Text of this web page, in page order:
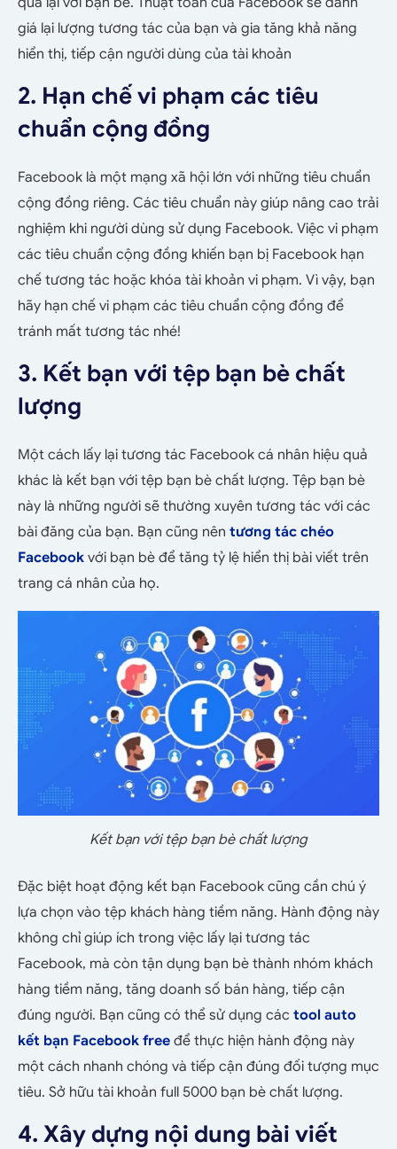
giá lại lượng tương tác của bạn và gia tăng khả năng
hiển thị, tiếp cận người dùng của tài khoản
2. Hạn chế vi phạm các tiêu
chuẩn cộng đồng
Facebook là một mạng xã hội lớn với những tiêu chuẩn
cộng đồng riêng. Các tiêu chuẩn này giúp nâng cao trải
nghiệm khi người dùng sử dụng Facebook. Việc vi phạm
các tiêu chuẩn cộng đồng khiến bạn bị Facebook hạn
chế tương tác hoặc khóa tài khoản vi phạm. Vì vậy, bạn
hãy hạn chế vi phạm các tiêu chuẩn cộng đồng để
tránh mất tương tác nhé!
3. Kết bạn với tệp bạn bè chất
lượng
Một cách lấy lại tương tác Facebook cá nhân hiệu quả
khác là kết bạn với tệp bạn bè chất lượng. Tệp bạn bè
này là những người sẽ thường xuyên tương tác với các
bài đăng của bạn. Bạn cũng nên tương tác chéo
Facebook với bạn bè để tăng tỷ lệ hiển thị bài viết trên
trang cá nhân của họ.
Kết bạn với tệp bạn bè chất lượng
Đặc biệt hoạt động kết bạn Facebook cũng cần chú ý
lựa chọn vào tệp khách hàng tiềm năng. Hành động này
không chỉ giúp ích trong việc lấy lại tương tác
Facebook, mà còn tận dụng bạn bè thành nhóm khách
hàng tiềm năng, tăng doanh số bán hàng, tiếp cận
đúng người. Bạn cũng có thể sử dụng các tool auto
kết bạn Facebook free để thực hiện hành động này
một cách nhanh chóng và tiếp cận đúng đối tượng mục
tiêu. Sở hữu tài khoản full 5000 bạn bè chất lượng.
4. Xây dựng nội dung bài viết